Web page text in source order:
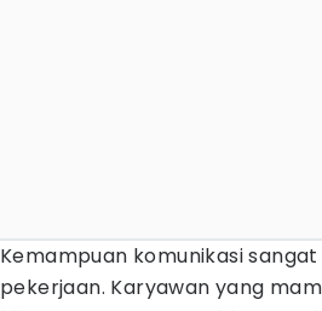
Kemampuan komunikasi
pekerjaan. Karyawan yang